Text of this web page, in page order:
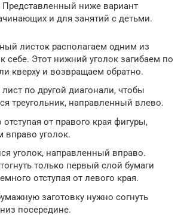
ниже вариант
и для занятий с детьми.
листок располагаем одним из
себе. Этот нижний уголок загибаем по
кверху и возвращаем обратно.
по другой диагонали, чтобы
треугольник, направленный влево.
от правого края фигуры,
вправо уголок.
уголок, направленный вправо.
только первый слой бумаги
отступая от левого края.
заготовку нужно согнуть
посередине.